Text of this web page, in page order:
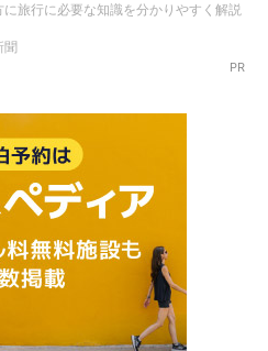
に旅行に必要な知識を分かりやすく解説
PR